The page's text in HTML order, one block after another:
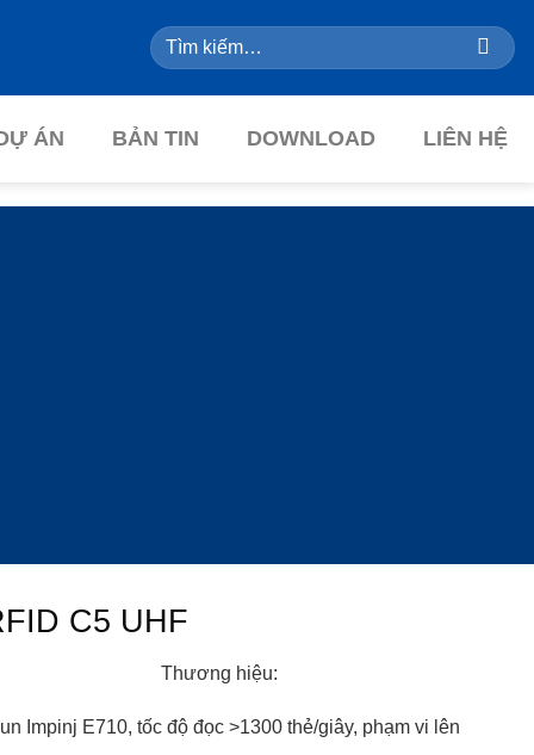
Tìm
kiếm:
ÁN BẢN TIN DOWNLOAD LIÊN HỆ
C5 UHF
Thương hiệu:
Impinj E710, tốc độ đọc >1300 thẻ/giây, phạm vi lên